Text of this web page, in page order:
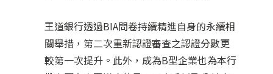
王道銀行透過BIA問卷持續精進自身的永續相
關舉措，第二次重新認證審查之認證分數更
較第一次提升。此外，成為B型企業也為本行